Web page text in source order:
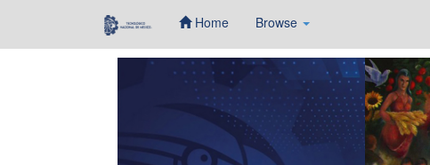
Home Browse